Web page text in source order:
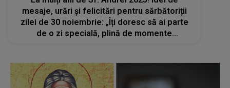
mesaje, urări și felicitări pentru sărbătoriții
zilei de 30 noiembrie: „Îți doresc să ai parte
de o zi specială, plină de momente